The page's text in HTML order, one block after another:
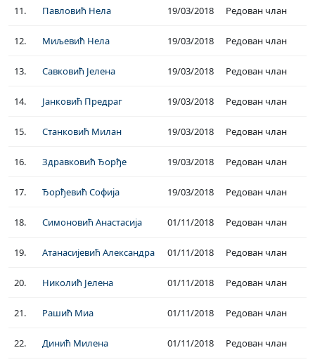
11. Павловић Нела 19/03/2018 Редован члан
12. Миљевић Нела 19/03/2018 Редован члан
13. Савковић Јелена 19/03/2018 Редован члан
14. Јанковић Предраг 19/03/2018 Редован члан
15. Станковић Милан 19/03/2018 Редован члан
16. Здравковић Ђорђе 19/03/2018 Редован члан
17. Ђорђевић Софија 19/03/2018 Редован члан
18. Симоновић Анастасија 01/11/2018 Редован члан
19. Атанасијевић Александра 01/11/2018 Редован члан
20. Николић Јелена 01/11/2018 Редован члан
21. Рашић Миа 01/11/2018 Редован члан
22. Динић Милена 01/11/2018 Редован члан